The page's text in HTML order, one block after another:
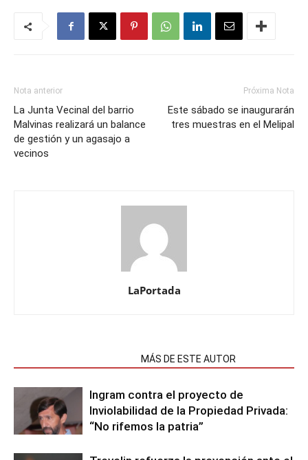
Nota anterior
La Junta Vecinal del barrio
Malvinas realizará un balance
de gestión y un agasajo a
vecinos
Próxima Nota
Este sábado se inaugurarán
tres muestras en el Melipal
LaPortada
MÁS DE ESTE AUTOR
Ingram contra el proyecto de
Inviolabilidad de la Propiedad Privada:
“No rifemos la patria”